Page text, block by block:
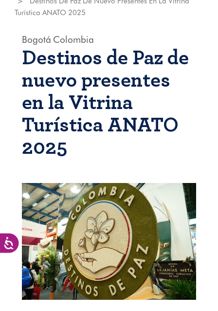
Accesibilidad
Turística ANATO 2025
Bogotá Colombia
Destinos de Paz de
nuevo presentes
en la Vitrina
Turística ANATO
2025